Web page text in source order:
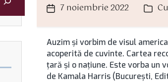
Dată7 noiembrie 2022
Auzim şi vorbim de visul
acoperită de cuvinte. Cartea
ţară şi o naţiune. Este vorba un
de Kamala Harris (Bucureşti,